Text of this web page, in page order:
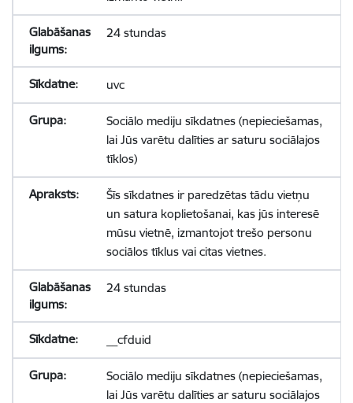
24 stundas
uvc
Sociālo mediju sīkdatnes (nepieciešamas,
lai Jūs varētu dalīties ar saturu sociālajos
tīklos)
Šīs sīkdatnes ir paredzētas tādu vietņu
un satura koplietošanai, kas jūs interesē
mūsu vietnē, izmantojot trešo personu
sociālos tīklus vai citas vietnes.
24 stundas
__cfduid
Sociālo mediju sīkdatnes (nepieciešamas,
lai Jūs varētu dalīties ar saturu sociālajos